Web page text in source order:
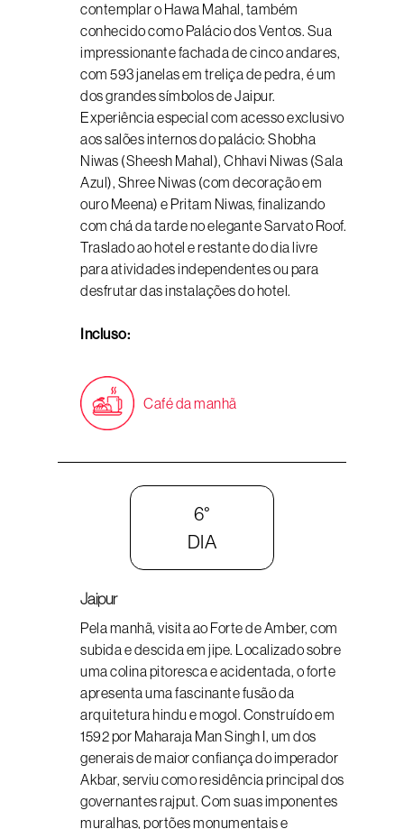
contemplar o Hawa Mahal, também
conhecido como Palácio dos Ventos. Sua
impressionante fachada de cinco andares,
com 593 janelas em treliça de pedra, é um
dos grandes símbolos de Jaipur.
Experiência especial com acesso exclusivo
aos salões internos do palácio: Shobha
Niwas (Sheesh Mahal), Chhavi Niwas (Sala
Azul), Shree Niwas (com decoração em
ouro Meena) e Pritam Niwas, finalizando
com chá da tarde no elegante Sarvato Roof.
Traslado ao hotel e restante do dia livre
para atividades independentes ou para
desfrutar das instalações do hotel.
Incluso:
Café da manhã
6°
DIA
Jaipur
Pela manhã, visita ao Forte de Amber, com
subida e descida em jipe. Localizado sobre
uma colina pitoresca e acidentada, o forte
apresenta uma fascinante fusão da
arquitetura hindu e mogol. Construído em
1592 por Maharaja Man Singh I, um dos
generais de maior confiança do imperador
Akbar, serviu como residência principal dos
governantes rajput. Com suas imponentes
muralhas, portões monumentais e